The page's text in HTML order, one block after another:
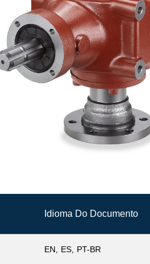
Idioma Do Documento
EN ES PT-BR